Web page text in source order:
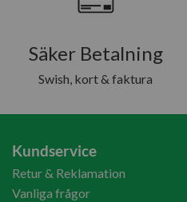
Säker Betalning
Swish, kort & faktura
Kundservice
Retur & Reklamation
Vanliga frågor